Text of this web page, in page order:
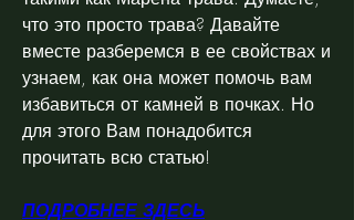
что это просто трава? Давайте
вместе разберемся в ее свойствах и
узнаем, как она может помочь вам
избавиться от камней в почках. Но
для этого Вам понадобится
прочитать всю статью!
ПОДРОБНЕЕ ЗДЕСЬ